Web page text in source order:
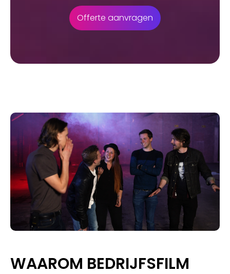
Offerte aanvragen
WAAROM BEDRIJFSFILM